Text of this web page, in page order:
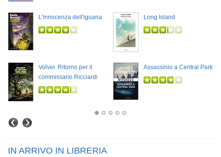
L'innocenza dell'iguana Long Island
Volver. Ritorno per il
commissario Ricciardi
Assassinio a Central Park
IN ARRIVO IN LIBRERIA